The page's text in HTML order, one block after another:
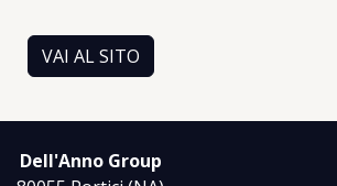
VAI AL SITO
Dell'Anno Group